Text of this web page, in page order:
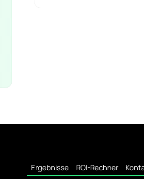
Ergebnisse ROI-Rechner